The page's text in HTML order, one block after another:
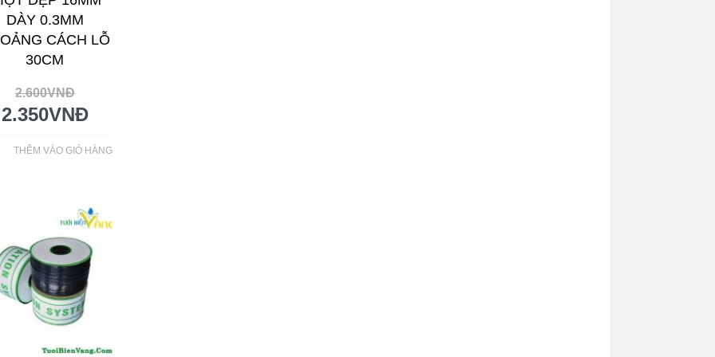
DÀY 0.3MM
CÁCH LỖ
30CM
2.600VNĐ
2.350VNĐ
THÊM VÀO GIỎ HÀNG